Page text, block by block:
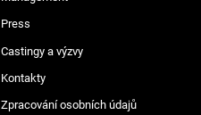
Press
Castingy a výzvy
Kontakty
Zpracování osobních údajů